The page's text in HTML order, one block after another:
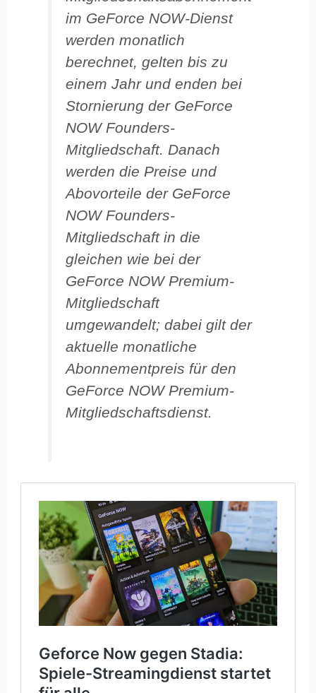
im GeForce NOW-Dienst
werden monatlich
berechnet, gelten bis zu
einem Jahr und enden bei
Stornierung der GeForce
NOW Founders-
Mitgliedschaft. Danach
werden die Preise und
Abovorteile der GeForce
NOW Founders-
Mitgliedschaft in die
gleichen wie bei der
GeForce NOW Premium-
Mitgliedschaft
umgewandelt; dabei gilt der
aktuelle monatliche
Abonnementpreis für den
GeForce NOW Premium-
Mitgliedschaftsdienst.